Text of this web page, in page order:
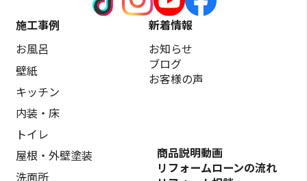
施工事例
お風呂
壁紙
キッチン
内装・床
トイレ
屋根・外壁塗装
洗面所
新着情報
お知らせ
ブログ
お客様の声
商品説明動画
リフォームローンの流れ